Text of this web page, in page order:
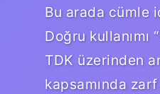
Bu arada cümle
Doğru kullanımı
TDK üzerinden
kapsamında